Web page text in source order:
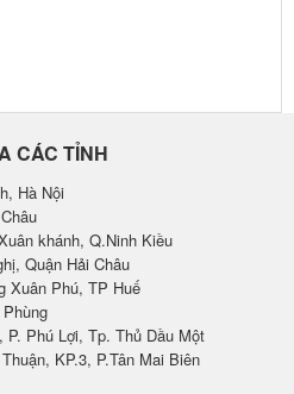
CÁC TỈNH
Hà Nội
khánh, Q.Ninh Kiều
Quận Hải Châu
Xuân Phú, TP Huế
P. Phú Lợi, Tp. Thủ Dầu Một
KP.3, P.Tân Mai Biên